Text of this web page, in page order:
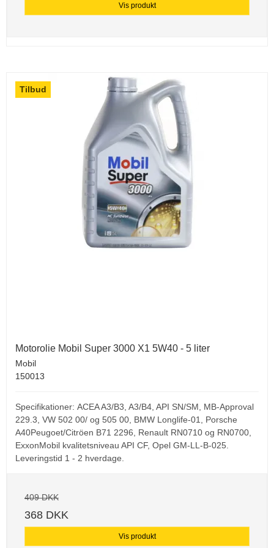
Vis produkt
Tilbud
Motorolie Mobil Super 3000 X1 5W40 - 5 liter
Mobil
150013
Specifikationer: ACEA A3/B3, A3/B4, API SN/SM, MB-Approval
229.3, VW 502 00/ og 505 00, BMW Longlife-01, Porsche
A40Peugoet/Citröen B71 2296, Renault RN0710 og RN0700,
ExxonMobil kvalitetsniveau API CF, Opel GM-LL-B-025.
Leveringstid 1 - 2 hverdage.
409 DKK
368 DKK
Vis produkt